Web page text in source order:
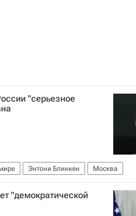
"серьезное
Энтони Блинкен
Москва
служба безопасности РФ (ФСБ России)
"демократической